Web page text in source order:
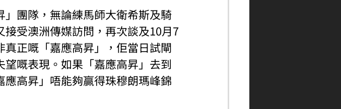
團隊，無論練馬師大衛希斯及騎
受澳洲傳媒訪問，再次談及10月7
正嘅「嘉應高昇」，佢當日試閘
嘅表現。如果「嘉應高昇」去到
高昇」唔能夠贏得珠穆朗瑪峰錦